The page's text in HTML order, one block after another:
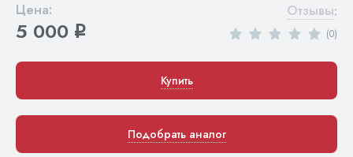
Цена:
5 000 q
Отзывы:
(0)
Купить
Подобрать аналог